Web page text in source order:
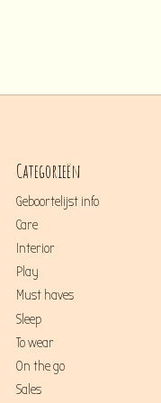
Categorieën
Geboortelijst info
Care
Interior
Play
Must haves
Sleep
To wear
On the go
Sales